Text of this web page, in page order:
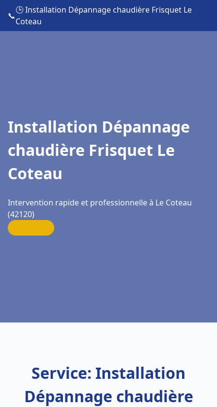
📞
🕒 Installation Dépannage chaudière Frisquet Le
Coteau
Installation Dépannage
chaudière Frisquet Le
Coteau
Intervention rapide et professionnelle à Le Coteau
(42120)
Service: Installation
Dépannage chaudière